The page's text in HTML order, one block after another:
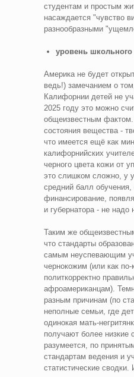
студентам и простым
насаждается "чувство
разнообразными
уровень школьного
Америка не будет
ведь!) замечанием о
Калифорнии детей не
2025 году это можно
общеизвестным фактом.
состояния вещества -
что имеется ещё как
калифорнийских
черного цвета кожи от
это слишком сложно, у
средний балл обучения,
финансирование,
и губернатора - не надо
Таким же
что стандарты
самым неуспевающим
чернокожим (или как
политкорректно
афроамериканцам).
разным причинам (по
неполные семьи, где
одинокая мать-
получают более низкие
разумеется, по
стандартам ведения и
статистические